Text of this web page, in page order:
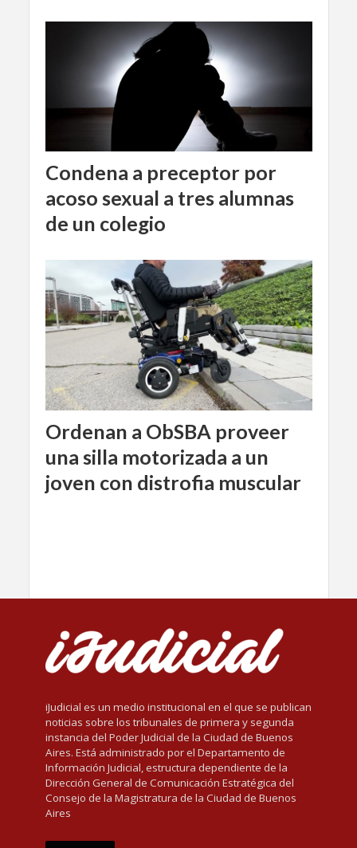
Condena a preceptor por
acoso sexual a tres alumnas
de un colegio
Ordenan a ObSBA proveer
una silla motorizada a un
joven con distrofia muscular
iJudicial es un medio institucional en el que se publican
noticias sobre los tribunales de primera y segunda
instancia del Poder Judicial de la Ciudad de Buenos
Aires. Está administrado por el Departamento de
Información Judicial, estructura dependiente de la
Dirección General de Comunicación Estratégica del
Consejo de la Magistratura de la Ciudad de Buenos
Aires